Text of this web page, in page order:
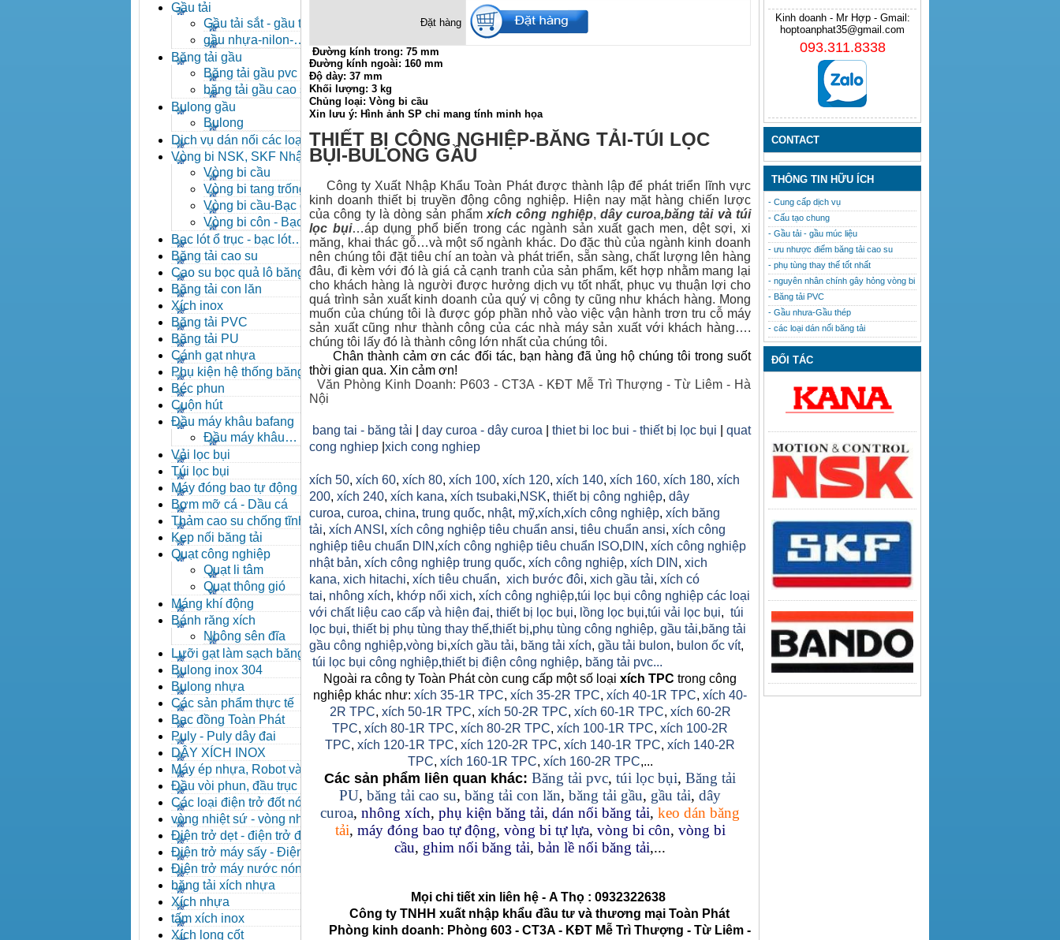
Gầu tải
Gầu tải sắt - gầu tải
inox
gầu nhựa-nilon-
HDPE
Băng tải gầu
Băng tải gầu pvc
băng tải gầu cao su
Bulong gầu
Bulong
Dịch vụ dán nối các loại
băng tải
Vòng bi NSK, SKF Nhật
Vòng bi cầu
Vòng bi tang trống tự
lựa
Vòng bi cầu-Bạc đạn
cầu
Vòng bi côn - Bạc
đạn côn
Bạc lót ổ trục - bạc lót
nhông
Băng tải cao su
Cao su bọc quả lô băng tải
Băng tải con lăn
Xích inox
Băng tải PVC
Băng tải PU
Cánh gạt nhựa
Phụ kiện hệ thống băng tải
Béc phun
Cuộn hút
Đầu máy khâu bafang
Đầu máy khâu
Bafang
Vải lọc bụi
Túi lọc bụi
Máy đóng bao tự động
Bơm mỡ cá - Dầu cá
Thảm cao su chống tĩnh
điện
Kẹp nối băng tải
Quạt công nghiệp
Quạt li tâm
Quạt thông gió
Máng khí động
Bánh răng xích
Nhông sên đĩa
Lưỡi gạt làm sạch băng tải
Bulong inox 304
Bulong nhựa
Các sản phẩm thực tế
Bạc đồng Toàn Phát
Puly - Puly dây đai
DÂY XÍCH INOX
Máy ép nhựa, Robot và các
thiết bị máy phụ trợ
Đầu vòi phun, đầu trục vít,
kẹp khuôn, cảm biến
Các loại điện trở đốt nóng
vòng nhiệt sứ - vòng nhiệt
inox
Điện trở dẹt - điện trở đúc
nhôm, Halogen
Điện trở máy sấy - Điện trở
que - Điện trở U
Điện trở máy nước nóng -
Máy dầu nóng
băng tải xích nhựa
Xích nhựa
tấm xích inox
Xích long cốt
Đặt hàng
Đường kính trong: 75 mm
Đường kính ngoài: 160 mm
Độ dày: 37 mm
Khối lượng: 3 kg
Chủng loại: Vòng bi cầu
Xin lưu ý: Hình ảnh SP chỉ mang tính minh họa
THIẾT BỊ CÔNG NGHIỆP-BĂNG TẢI-TÚI LỌC
BỤI-BULONG GẦU
Công ty Xuất Nhập Khẩu Toàn Phát được thành lập để phát triển lĩnh vực
kinh doanh thiết bị truyền động công nghiệp. Hiện nay mặt hàng chiến lược
của công ty là dòng sản phẩm xích công nghiệp, dây curoa,băng tảivàtúi
lọc bụi…áp dụng phổ biến trong các ngành sản xuất gạch men, dệt sợi, xi
măng, khai thác gỗ…và một số ngành khác. Do đặc thù của ngành kinh doanh
nên chúng tôi đặt tiêu chí an toàn và phát triển, sẵn sàng, chất lượng lên hàng
đâu, đi kèm với đó là giá cả cạnh tranh của sản phẩm, kết hợp nhằm mang lại
cho khách hàng là người được hưởng dịch vụ tốt nhất, phục vụ thuận lợi cho
quá trình sản xuất kinh doanh của quý vị công ty cũng như khách hàng. Mong
muốn của chúng tôi là được góp phần nhỏ vào việc vận hành trơn tru cỗ máy
sản xuất cũng như thành công của các nhà máy sản xuất với khách hàng….
chúng tôi lấy đó là thành công lớn nhất của chúng tôi.
Chân thành cảm ơn các đối tác, bạn hàng đã ủng hộ chúng tôi trong suốt
thời gian qua. Xin cảm ơn!
Văn Phòng Kinh Doanh: P603 - CT3A - KĐT Mễ Trì Thượng - Từ Liêm - Hà
Nội
bang tai - băng tải day curoa - dây curoa thiet bi loc bui - thiết bị lọc bụi
quat
cong nghiep xich cong nghiep
xích 50, xích 60, xích 80, xích 100, xích 120, xích 140, xích 160, xích 180, xích
200, xích 240, xích kana, xích tsubaki,NSK, thiết bị công nghiệp, dây
curoa, curoa, china, trung quốc, nhật, mỹ,xích,xích công nghiệp, xích băng
tải, xích ANSI , xích công nghiệp tiêu chuẩn ansi, tiêu chuẩn ansi, xích công
nghiệp tiêu chuẩn DIN ,xích công nghiệp tiêu chuẩn ISO,DIN , xích công nghiệp
nhật bản, xích công nghiệp trung quốc, xích công nghiệp, xích DIN , xich
kana, xich hitachi, xích tiêu chuẩn, xich bước đôi, xich gầu tải, xích có
tai, nhông xích, khớp nối xich, xích công nghiệp,túi lọc bụi công nghiệp các loại
với chất liệu cao cấp và hiện đaị, thiết bị lọc bụi, lồng lọc bụi,túi vải lọc bụi, túi
lọc bụi, thiết bị phụ tùng thay thế,thiết bị,phụ tùng công nghiệp, gầu tải,băng tải
gầu công nghiệp,vòng bi,xích gầu tải, băng tải xích, gầu tải bulon, bulon ốc vít,
túi lọc bụi công nghiệp,thiết bị điện công nghiệp, băng tải pvc...
Ngoài ra công ty Toàn Phát còn cung cấp một số loại xích TPC trong công
nghiệp khác như: xích 35-1R TPC, xích 35-2R TPC, xích 40-1R TPC, xích 40-
2R TPC, xích 50-1R TPC, xích 50-2R TPC, xích 60-1R TPC, xích 60-2R
TPC, xích 80-1R TPC, xích 80-2R TPC, xích 100-1R TPC, xích 100-2R
TPC, xích 120-1R TPC, xích 120-2R TPC, xích 140-1R TPC, xích 140-2R
TPC, xích 160-1R TPC, xích 160-2R TPC,...
Các sản phẩm liên quan khác: Băng tải pvc, túi lọc bụi, Băng tải
PU, băng tải cao su, băng tải con lăn, băng tải gầu, gầu tải, dây
curoa, nhông xích, phụ kiện băng tải, dán nối băng tải, keo dán băng
tải, máy đóng bao tự động, vòng bi tự lựa, vòng bi côn, vòng bi
cầu, ghim nối băng tải, bản lề nối băng tải,...
Mọi chi tiết xin liên hệ - A Thọ : 0932322638
Công ty TNHH xuất nhập khẩu đầu tư và thương mại Toàn Phát
Phòng kinh doanh: Phòng 603 - CT3A - KĐT Mễ Trì Thượng - Từ Liêm -
Kinh doanh - Mr Hợp - Gmail:
hoptoanphat35@gmail.com
093.311.8338
CONTACT
THÔNG TIN HỮU ÍCH
- Cung cấp dịch vụ
- Cấu tạo chung
- Gầu tải - gầu múc liệu
- ưu nhược điểm băng tải cao su
- phụ tùng thay thế tốt nhất
- nguyên nhân chính gây hỏng vòng bi
- Băng tải PVC
- Gầu nhưa-Gầu thép
- các loại dán nối băng tải
ĐỐI TÁC